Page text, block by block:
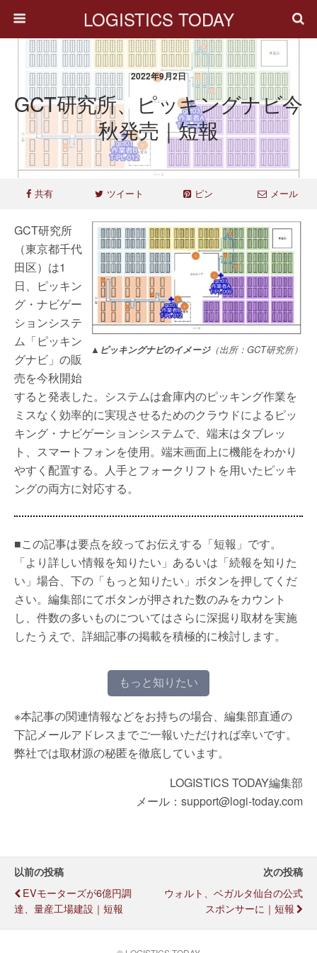
LOGISTICS TODAY
2022年9月2日
GCT研究所、ピッキングナビ今
秋発売｜短報
共有 ツイート ピン メール
▲ピッキングナビのイメージ（出所：GCT研究所）
GCT研究所
（東京都千代
田区）は1
日、ピッキン
グ・ナビゲー
ションシステ
ム「ピッキン
グナビ」の販
売を今秋開始
すると発表した。システムは倉庫内のピッキング作業を
ミスなく効率的に実現させるためのクラウドによるピッ
キング・ナビゲーションシステムで、端末はタブレッ
ト、スマートフォンを使用。端末画面上に機能をわかり
やすく配置する。人手とフォークリフトを用いたピッキ
ングの両方に対応する。
■この記事は要点を絞ってお伝えする「短報」です。
「より詳しい情報を知りたい」あるいは「続報を知りた
い」場合、下の「もっと知りたい」ボタンを押してくだ
さい。編集部にてボタンが押された数のみをカウント
し、件数の多いものについてはさらに深掘り取材を実施
したうえで、詳細記事の掲載を積極的に検討します。
もっと知りたい
※本記事の関連情報などをお持ちの場合、編集部直通の
下記メールアドレスまでご一報いただければ幸いです。
弊社では取材源の秘匿を徹底しています。
LOGISTICS TODAY編集部
メール：support@logi-today.com
以前の投稿
EVモーターズが6億円調
達、量産工場建設｜短報
次の投稿
ウォルト、ベガルタ仙台の公式
スポンサーに｜短報